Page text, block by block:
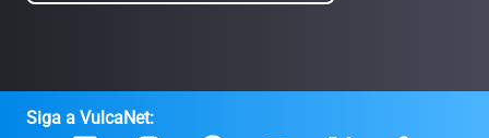
Siga a VulcaNet: